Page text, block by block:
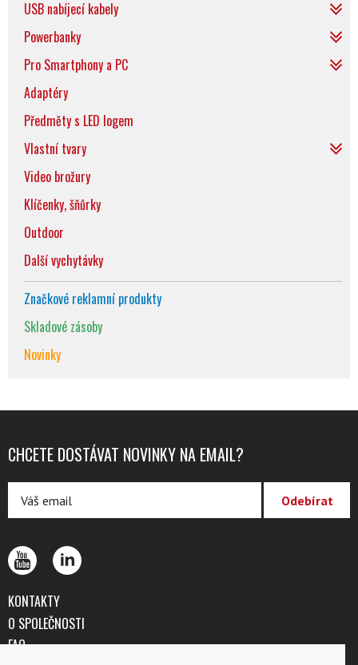
USB nabíjecí kabely
Powerbanky
Pro Smartphony a PC
Adaptéry
Předměty s LED logem
Vlastní tvary
Video brožury
Klíčenky, šňůrky
Outdoor
Další vychytávky
Značkové reklamní produkty
Skladové zásoby
Novinky
CHCETE DOSTÁVAT NOVINKY NA EMAIL?
KONTAKTY
O SPOLEČNOSTI
FAQ